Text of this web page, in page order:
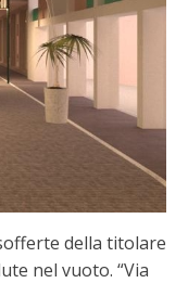
della titolare
nel vuoto. “Via